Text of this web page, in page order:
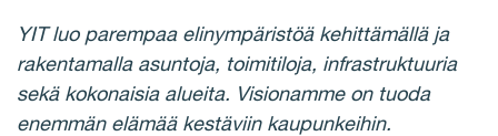
YIT luo parempaa elinympäristöä kehittämällä ja
rakentamalla asuntoja, toimitiloja, infrastruktuuria
sekä kokonaisia alueita. Visionamme on tuoda
enemmän elämää kestäviin kaupunkeihin.